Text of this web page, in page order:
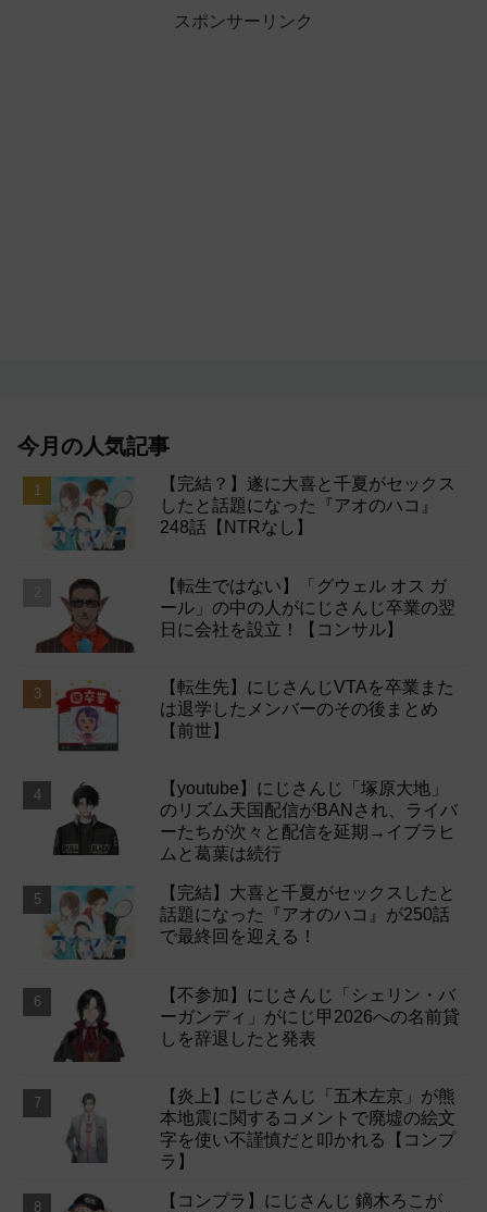
スポンサーリンク
今月の人気記事
【完結？】遂に大喜と千夏がセックス
したと話題になった『アオのハコ』
248話【NTRなし】
【転生ではない】「グウェル オス ガ
ール」の中の人がにじさんじ卒業の翌
日に会社を設立！【コンサル】
【転生先】にじさんじVTAを卒業また
は退学したメンバーのその後まとめ
【前世】
【youtube】にじさんじ「塚原大地」
のリズム天国配信がBANされ、ライバ
ーたちが次々と配信を延期→イブラヒ
ムと葛葉は続行
【完結】大喜と千夏がセックスしたと
話題になった『アオのハコ』が250話
で最終回を迎える！
【不参加】にじさんじ「シェリン・バ
ーガンディ」がにじ甲2026への名前貸
しを辞退したと発表
【炎上】にじさんじ「五木左京」が熊
本地震に関するコメントで廃墟の絵文
字を使い不謹慎だと叩かれる【コンプ
ラ】
【コンプラ】にじさんじ 鏑木ろこが